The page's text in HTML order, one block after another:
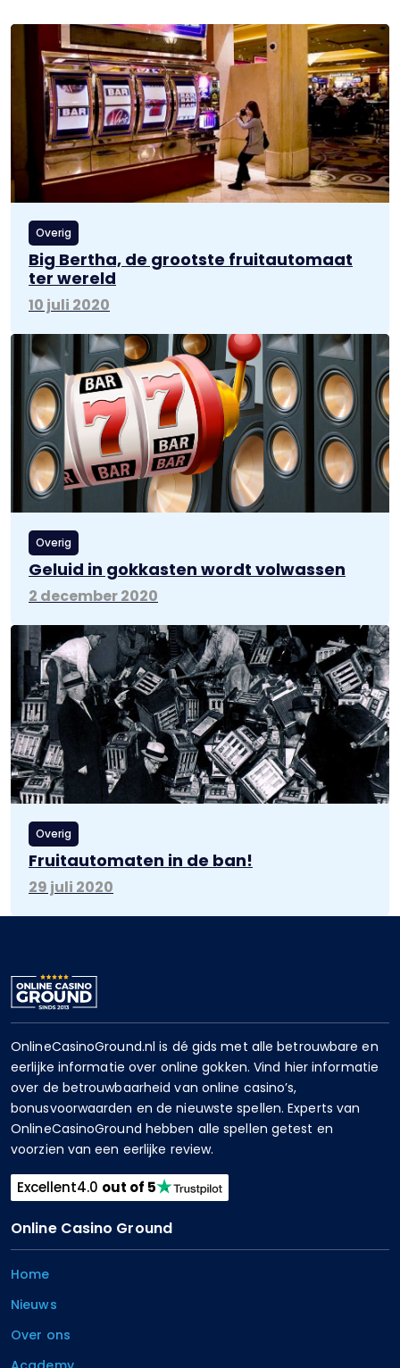
Overig
Big Bertha, de grootste fruitautomaat
ter wereld
10 juli 2020
Overig
Geluid in gokkasten wordt volwassen
2 december 2020
Overig
Fruitautomaten in de ban!
29 juli 2020
OnlineCasinoGround.nl is dé gids met alle betrouwbare en
eerlijke informatie over online gokken. Vind hier informatie
over de betrouwbaarheid van online casino’s,
bonusvoorwaarden en de nieuwste spellen. Experts van
OnlineCasinoGround hebben alle spellen getest en
voorzien van een eerlijke review.
Excellent4.0 out of 5
Online Casino Ground
Home
Nieuws
Over ons